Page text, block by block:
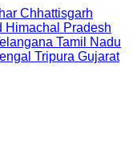
Chhattisgarh
Himachal Pradesh
Tamil Nadu
Tripura Gujarat